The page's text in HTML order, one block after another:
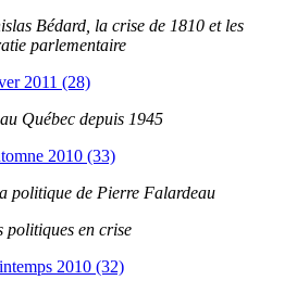
Bédard, la crise de 1810 et les
parlementaire
2011 (28)
Québec depuis 1945
2010 (33)
politique de Pierre Falardeau
politiques en crise
2010 (32)